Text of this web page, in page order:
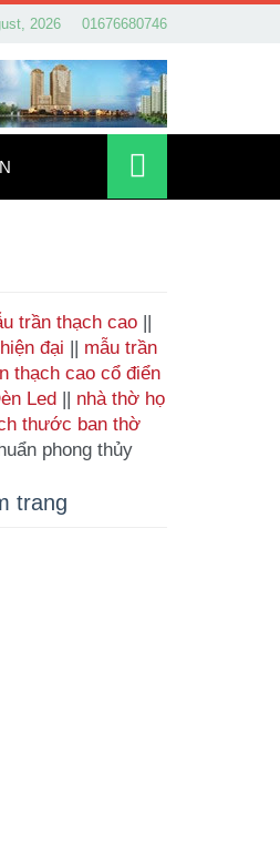
2026 01676680746
trần thạch cao ||
đại || mẫu trần
thạch cao cổ điển
Led || nhà thờ họ
thước ban thờ
phong thủy
trang